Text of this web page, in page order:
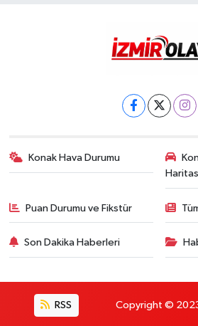
Konak Hava Durumu
Puan Durumu ve Fikstür
Son Dakika Haberleri
RSS Copyright © 2023.